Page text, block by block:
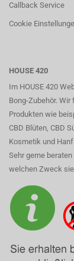
Callback Service
Cookie
HOUSE 420
Im HOUSE 420
Bong-Zubehör.
Produkten wie
CBD Blüten, CBD
Kosmetik und
Sehr gerne
welchen Zweck